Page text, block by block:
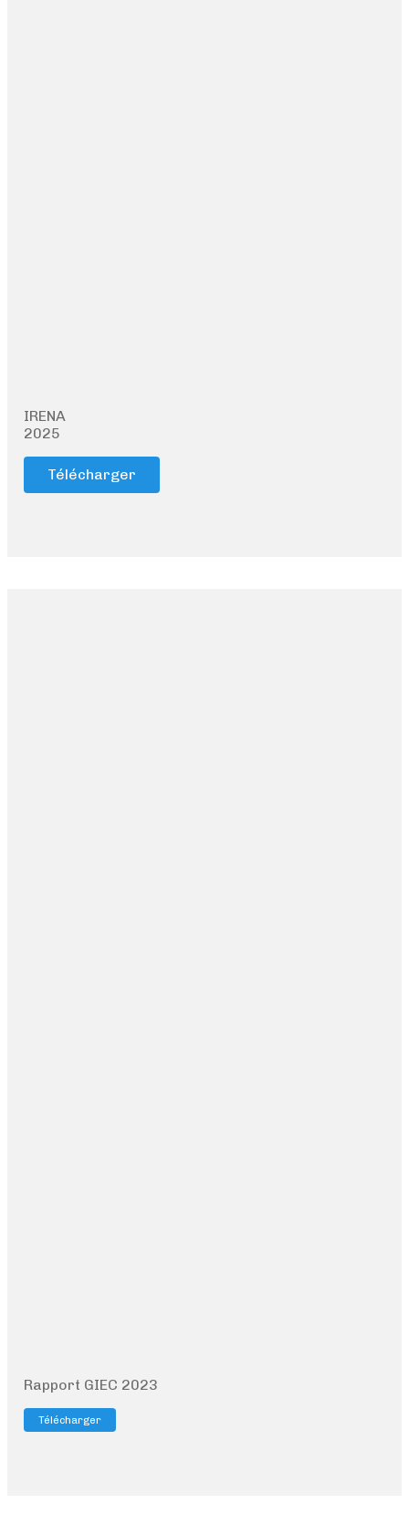
IRENA
2025
Télécharger
Rapport GIEC 2023
Télécharger